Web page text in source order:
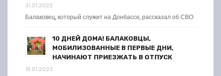
31.01.2023
Балаковец, который служит на Донбассе, рассказал об СВО
10 ДНЕЙ ДОМА! БАЛАКОВЦЫ,
МОБИЛИЗОВАННЫЕ В ПЕРВЫЕ ДНИ,
НАЧИНАЮТ ПРИЕЗЖАТЬ В ОТПУСК
18.01.2023